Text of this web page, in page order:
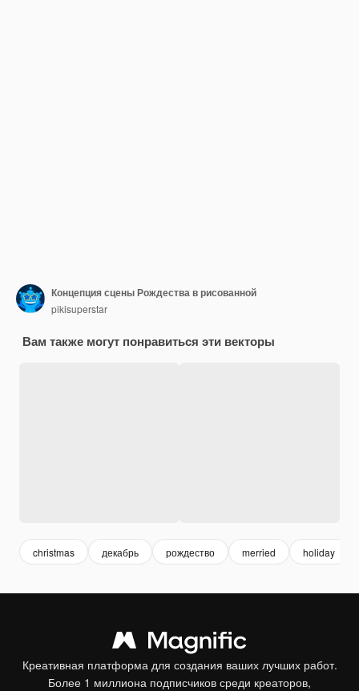
Концепция сцены Рождества в рисованной
pikisuperstar
Вам также могут понравиться эти векторы
christmas декабрь рождество merried holiday
Креативная платформа для создания ваших лучших работ.
Более 1 миллиона подписчиков среди креаторов,